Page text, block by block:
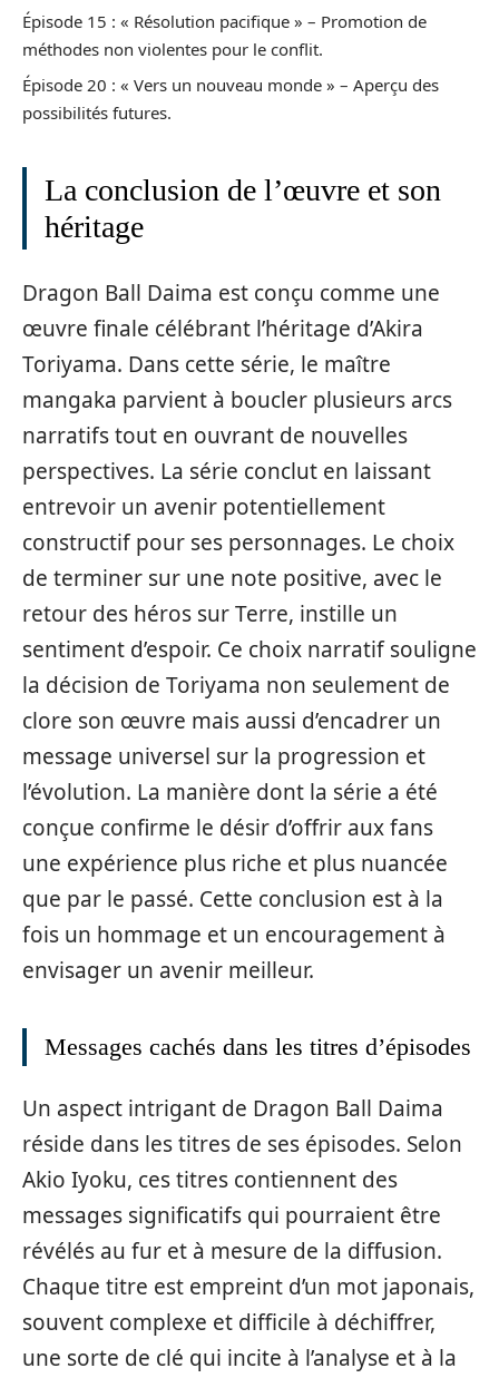
Épisode 15 : « Résolution pacifique » – Promotion de
méthodes non violentes pour le conflit.
Épisode 20 : « Vers un nouveau monde » – Aperçu des
possibilités futures.
La conclusion de l’œuvre et son
héritage
Dragon Ball Daima est conçu comme une
œuvre finale célébrant l’héritage d’Akira
Toriyama. Dans cette série, le maître
mangaka parvient à boucler plusieurs arcs
narratifs tout en ouvrant de nouvelles
perspectives. La série conclut en laissant
entrevoir un avenir potentiellement
constructif pour ses personnages. Le choix
de terminer sur une note positive, avec le
retour des héros sur Terre, instille un
sentiment d’espoir. Ce choix narratif souligne
la décision de Toriyama non seulement de
clore son œuvre mais aussi d’encadrer un
message universel sur la progression et
l’évolution. La manière dont la série a été
conçue confirme le désir d’offrir aux fans
une expérience plus riche et plus nuancée
que par le passé. Cette conclusion est à la
fois un hommage et un encouragement à
envisager un avenir meilleur.
Messages cachés dans les titres d’épisodes
Un aspect intrigant de Dragon Ball Daima
réside dans les titres de ses épisodes. Selon
Akio Iyoku, ces titres contiennent des
messages significatifs qui pourraient être
révélés au fur et à mesure de la diffusion.
Chaque titre est empreint d’un mot japonais,
souvent complexe et difficile à déchiffrer,
une sorte de clé qui incite à l’analyse et à la